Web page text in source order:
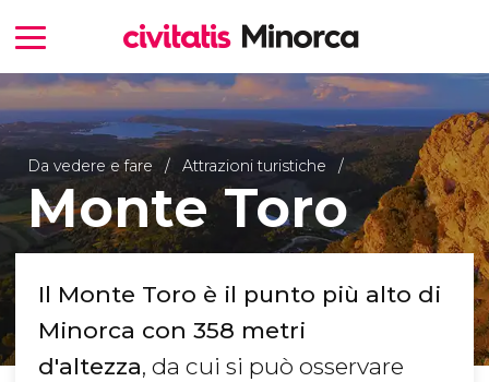
Da vedere e fare Attrazioni turistiche
Monte Toro
Il Monte Toro è il punto più alto di
Minorca con 358 metri
d'altezza, da cui si può osservare